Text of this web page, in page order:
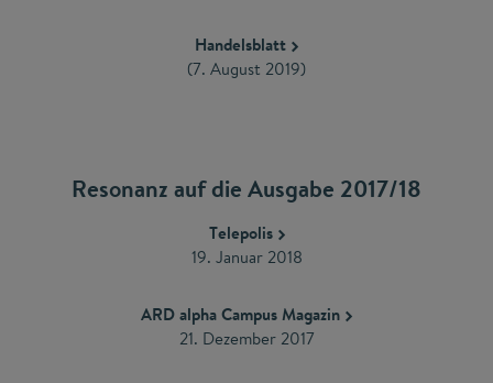
Handelsblatt
(7. August 2019)
Resonanz auf die Ausgabe 2017/18
Telepolis
19. Januar 2018
ARD alpha Campus Magazin
21. Dezember 2017